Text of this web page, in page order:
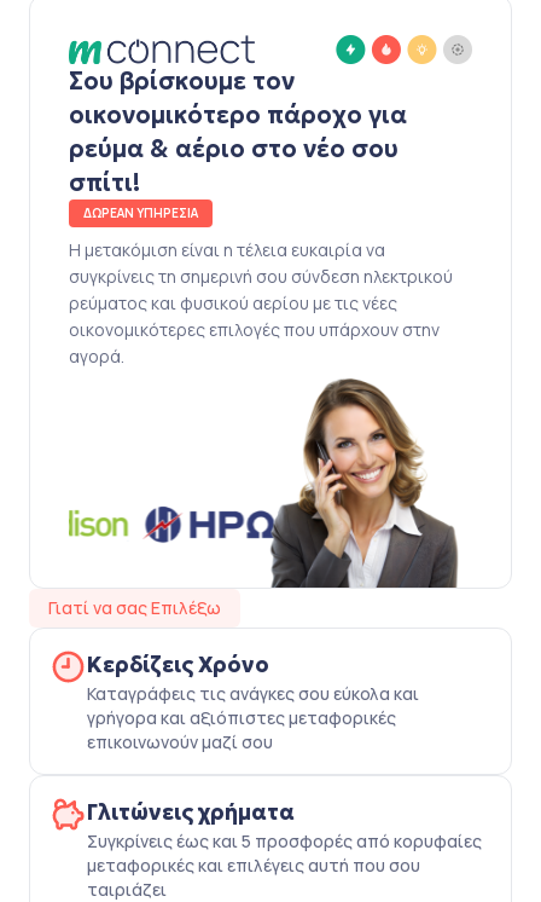
Σου βρίσκουμε τον
οικονομικότερο πάροχο για
ρεύμα & αέριο στο νέο σου
σπίτι!
ΔΩΡΕΑΝ ΥΠΗΡΕΣΙΑ
Η μετακόμιση είναι η τέλεια ευκαιρία να
συγκρίνεις τη σημερινή σου σύνδεση ηλεκτρικού
ρεύματος και φυσικού αερίου με τις νέες
οικονομικότερες επιλογές που υπάρχουν στην
αγορά.
Γιατί να σας Επιλέξω
Κερδίζεις Χρόνο
Καταγράφεις τις ανάγκες σου εύκολα και
γρήγορα και αξιόπιστες μεταφορικές
επικοινωνούν μαζί σου
Γλιτώνεις χρήματα
Συγκρίνεις έως και 5 προσφορές από κορυφαίες
μεταφορικές και επιλέγεις αυτή που σου
ταιριάζει